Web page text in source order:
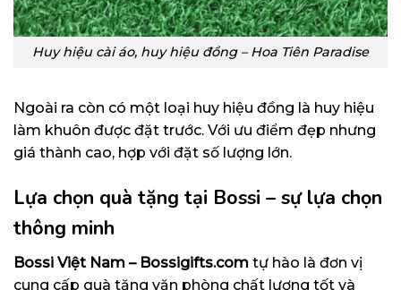
Huy hiệu cài áo, huy hiệu đồng – Hoa Tiên Paradise
Ngoài ra còn có một loại huy hiệu đồng là huy hiệu
làm khuôn được đặt trước. Với ưu điểm đẹp nhưng
giá thành cao, hợp với đặt số lượng lớn.
Lựa chọn quà tặng tại Bossi – sự lựa chọn
thông minh
Bossi Việt Nam – Bossigifts.com tự hào là đơn vị
cung cấp quà tặng văn phòng chất lượng tốt và